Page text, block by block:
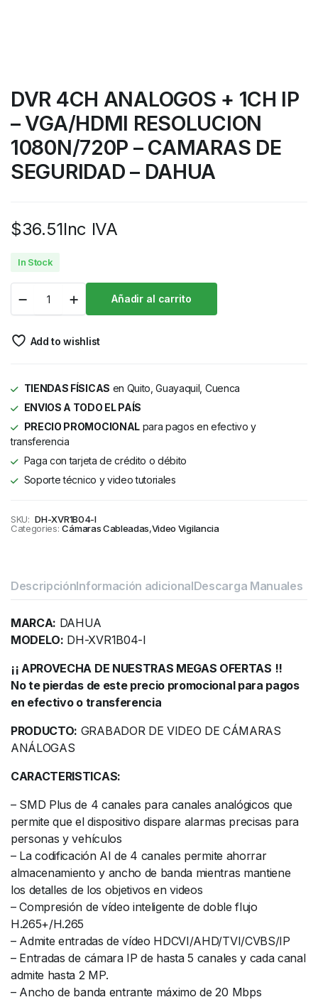
DVR 4CH ANALOGOS + 1CH IP
– VGA/HDMI RESOLUCION
1080N/720P – CAMARAS DE
SEGURIDAD – DAHUA
$36.51Inc IVA
In Stock
Añadir al carrito
Add to wishlist
TIENDAS FÍSICAS en Quito, Guayaquil, Cuenca
ENVIOS A TODO EL PAÍS
PRECIO PROMOCIONALpara pagos en efectivo y
transferencia
Paga con tarjeta de crédito o débito
Soporte técnico y video tutoriales
SKU: DH-XVR1B04-I
Categories: Cámaras Cableadas,Video Vigilancia
DescripciónInformación adicionalDescarga Manuales
MARCA: DAHUA
MODELO: DH-XVR1B04-I
¡¡ APROVECHA DE NUESTRAS MEGAS OFERTAS !!
No te pierdas de este precio promocional para pagos
en efectivo o transferencia
PRODUCTO: GRABADOR DE VIDEO DE CÁMARAS
ANÁLOGAS
CARACTERISTICAS:
– SMD Plus de 4 canales para canales analógicos que
permite que el dispositivo dispare alarmas precisas para
personas y vehículos
– La codificación AI de 4 canales permite ahorrar
almacenamiento y ancho de banda mientras mantiene
los detalles de los objetivos en videos
– Compresión de vídeo inteligente de doble flujo
H.265+/H.265
– Admite entradas de vídeo HDCVI/AHD/TVI/CVBS/IP
– Entradas de cámara IP de hasta 5 canales y cada canal
admite hasta 2 MP.
– Ancho de banda entrante máximo de 20 Mbps